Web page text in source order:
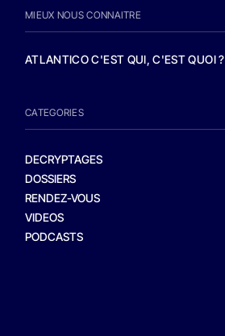
MIEUX NOUS CONNAITRE
ATLANTICO C'EST QUI, C'EST QUOI ?
CATEGORIES
DECRYPTAGES
DOSSIERS
RENDEZ-VOUS
VIDEOS
PODCASTS